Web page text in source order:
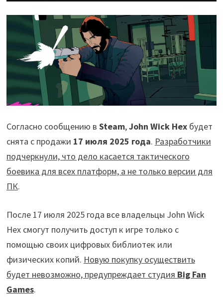
Согласно сообщению в Steam,John Wick Hexбудет
снята с продажи 17 июля 2025 года. Разработчики
подчеркнули, что дело касается тактического
боевика для всех платформ, а не только версии для
ПК.
После 17 июля 2025 года все владельцы John Wick
Hex смогут получить доступ к игре только с
помощью своих цифровых библиотек или
физических копий. Новую покупку осуществить
будет невозможно, предупреждает студия Big Fan
Games.